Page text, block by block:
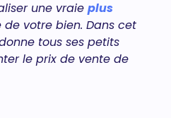
une vraie plus
votre bien. Dans cet
tous ses petits
le prix de vente de